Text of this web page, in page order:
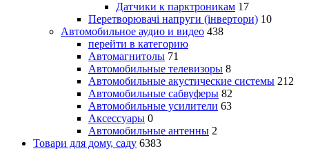
Датчики к парктроникам 17
Перетворювачі напруги (інвертори) 10
Автомобильное аудио и видео 438
перейти в категорию
Автомагнитолы 71
Автомобильные телевизоры 8
Автомобильные акустические системы 212
Автомобильные сабвуферы 82
Автомобильные усилители 63
Аксессуары 0
Автомобильные антенны 2
Товари для дому, саду 6383